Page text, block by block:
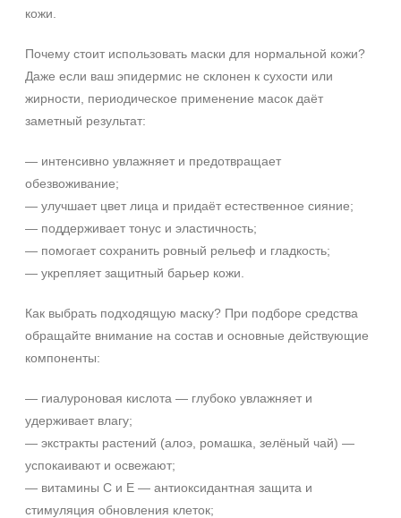
Время применения
Вечер
День
Ежедневный
Показать еще
Пол
Процедура
Демакияж
Пилинг
Показать еще
кожи.
Почему стоит использовать маски для нормальной кожи?
Даже если ваш эпидермис не склонен к сухости или
жирности, периодическое применение масок даёт
заметный результат:
— интенсивно увлажняет и предотвращает
обезвоживание;
— улучшает цвет лица и придаёт естественное сияние;
— поддерживает тонус и эластичность;
— помогает сохранить ровный рельеф и гладкость;
— укрепляет защитный барьер кожи.
Как выбрать подходящую маску? При подборе средства
обращайте внимание на состав и основные действующие
компоненты:
— гиалуроновая кислота — глубоко увлажняет и
удерживает влагу;
— экстракты растений (алоэ, ромашка, зелёный чай) —
успокаивают и освежают;
— витамины С и Е — антиоксидантная защита и
стимуляция обновления клеток;